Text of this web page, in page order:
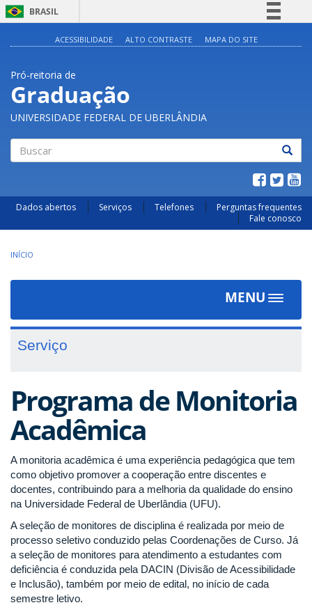
BRASIL
Legislação
Canais
ACESSIBILIDADE ALTO CONTRASTE MAPA DO SITE
Pró-reitoria de
Graduação
UNIVERSIDADE FEDERAL DE UBERLÂNDIA
Dados abertos Serviços Telefones
Perguntas frequentes
Fale conosco
INÍCIO
MENU
Toggle
Serviço
Programa de Monitoria
Acadêmica
A monitoria acadêmica é uma experiência pedagógica que tem
como objetivo promover a cooperação entre discentes e
docentes, contribuindo para a melhoria da qualidade do ensino
na Universidade Federal de Uberlândia (UFU).
A seleção de monitores de disciplina é realizada por meio de
processo seletivo conduzido pelas Coordenações de Curso. Já
a seleção de monitores para atendimento a estudantes com
deficiência é conduzida pela DACIN (Divisão de Acessibilidade
e Inclusão), também por meio de edital, no início de cada
semestre letivo.